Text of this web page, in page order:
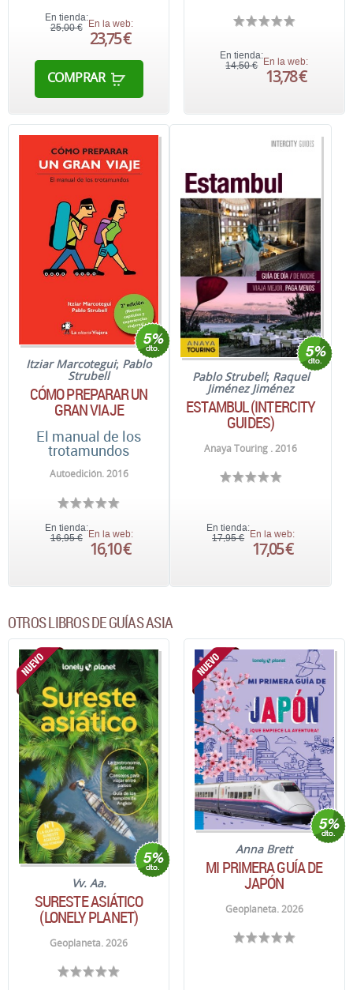
En tienda:
25,00 € En la web:
23,75 €
COMPRAR
En tienda:
14,50 € En la web:
13,78 €
Itziar Marcotegui; Pablo
Strubell
CÓMO PREPARAR UN
GRAN VIAJE
El manual de los
trotamundos
Autoedición. 2016
En tienda:
16,95 € En la web:
16,10 €
Pablo Strubell; Raquel
Jiménez Jiménez
ESTAMBUL (INTERCITY
GUIDES)
Anaya Touring . 2016
En tienda:
17,95 €
En la web:
17,05 €
OTROS LIBROS DE GUÍAS ASIA
Vv. Aa.
SURESTE ASIÁTICO
(LONELY PLANET)
Geoplaneta. 2026
Anna Brett
MI PRIMERA GUÍA DE
JAPÓN
Geoplaneta. 2026